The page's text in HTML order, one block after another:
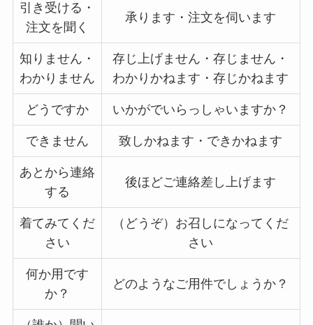
引き受ける・
注文を聞く
承ります・注文を伺います
知りません・
わかりません
存じ上げません・存じません・
わかりかねます・存じかねます
どうですか いかがでいらっしゃいますか？
できません 致しかねます・できかねます
あとから連絡
する
後ほどご連絡差し上げます
着てみてくだ
さい
（どうぞ）お召しになってくだ
さい
何か用です
か？
どのようなご用件でしょうか？